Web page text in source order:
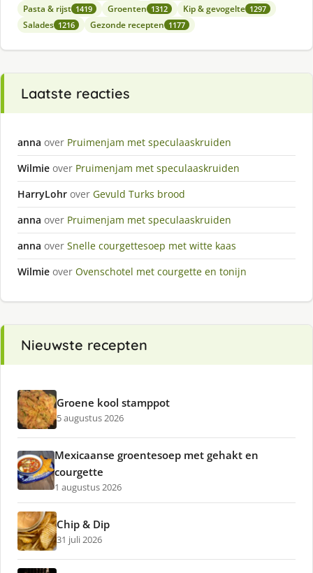
Pasta & rijst 1419 Groenten 1312 Kip & gevogelte 1297
Salades 1216 Gezonde recepten 1177
Laatste reacties
anna over Pruimenjam met speculaaskruiden
Wilmie over Pruimenjam met speculaaskruiden
HarryLohr over Gevuld Turks brood
anna over Pruimenjam met speculaaskruiden
anna over Snelle courgettesoep met witte kaas
Wilmie over Ovenschotel met courgette en tonijn
Nieuwste recepten
Groene kool stamppot
5 augustus 2026
Mexicaanse groentesoep met gehakt en
courgette
1 augustus 2026
Chip & Dip
31 juli 2026